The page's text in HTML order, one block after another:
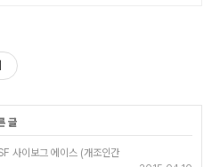
글
사이보그 에이스 (개조인간